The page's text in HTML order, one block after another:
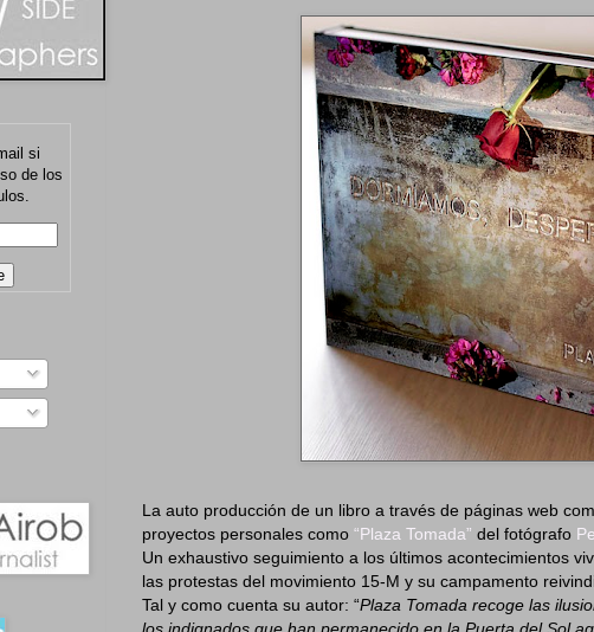
La auto producción de un libro a través de páginas web
proyectos personales como “Plaza Tomada” del fotógrafo
Un exhaustivo seguimiento a los últimos acontecimientos
las protestas del movimiento 15-M y su campamento
Tal y como cuenta su autor: “Plaza Tomada recoge las
los indignados que han permanecido en la Puerta del Sol
si
de los